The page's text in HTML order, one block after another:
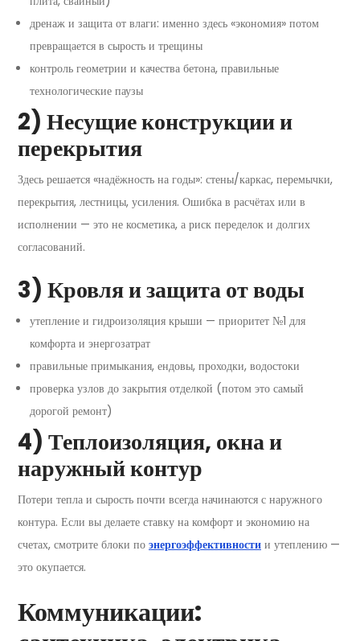
дренаж и защита от влаги: именно здесь «экономия» потом
превращается в сырость и трещины
контроль геометрии и качества бетона, правильные
технологические паузы
2) Несущие конструкции и
перекрытия
Здесь решается «надёжность на годы»: стены/каркас, перемычки,
перекрытия, лестницы, усиления. Ошибка в расчётах или в
исполнении — это не косметика, а риск переделок и долгих
согласований.
3) Кровля и защита от воды
утепление и гидроизоляция крыши — приоритет №1 для
комфорта и энергозатрат
правильные примыкания, ендовы, проходки, водостоки
проверка узлов до закрытия отделкой (потом это самый
дорогой ремонт)
4) Теплоизоляция, окна и
наружный контур
Потери тепла и сырость почти всегда начинаются с наружного
контура. Если вы делаете ставку на комфорт и экономию на
счетах, смотрите блоки по энергоэффективности и утеплению —
это окупается.
Коммуникации: